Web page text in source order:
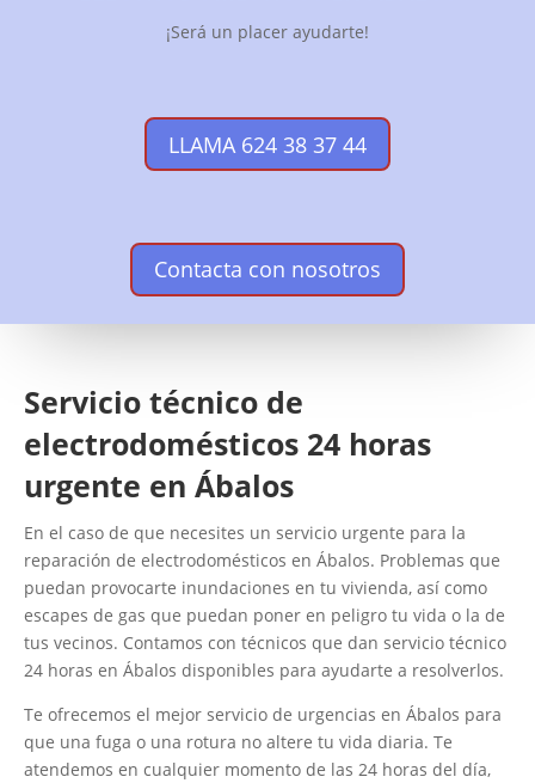
¡Será un placer ayudarte!
LLAMA 624 38 37 44
Contacta con nosotros
Servicio técnico de
electrodomésticos 24 horas
urgente en Ábalos
En el caso de que necesites un servicio urgente para la
reparación de electrodomésticos en Ábalos. Problemas que
puedan provocarte inundaciones en tu vivienda, así como
escapes de gas que puedan poner en peligro tu vida o la de
tus vecinos. Contamos con técnicos que dan servicio técnico
24 horas en Ábalos disponibles para ayudarte a resolverlos.
Te ofrecemos el mejor servicio de urgencias en Ábalos para
que una fuga o una rotura no altere tu vida diaria. Te
atendemos en cualquier momento de las 24 horas del día,